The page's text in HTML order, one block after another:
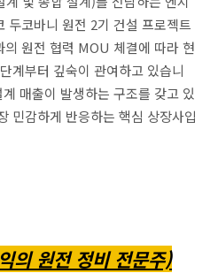
두코바니 원전 2기 건설 프로젝트
원전 협력 MOU 체결에 따라 현
계부터 깊숙이 관여하고 있습니
매출이 발생하는 구조를 갖고 있
민감하게 반응하는 핵심 상장사입
의 원전 정비 전문주)